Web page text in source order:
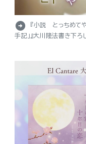
arrow_circle_right
『小説 とっちめてや
手記」』大川隆法書き下ろ